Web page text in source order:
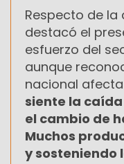
Respecto de
destacó el
esfuerzo del
aunque
nacional
siente la
el cambio de
Muchos
y sosteniendo